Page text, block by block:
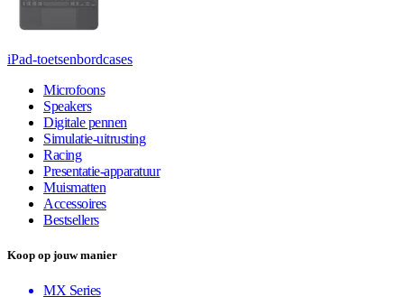
iPad-toetsenbordcases
Microfoons
Speakers
Digitale pennen
Simulatie-uitrusting
Racing
Presentatie-apparatuur
Muismatten
Accessoires
Bestsellers
Koop op jouw manier
MX Series